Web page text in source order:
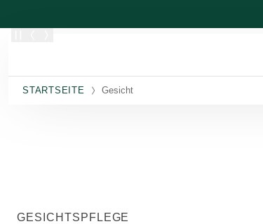
STARTSEITE Gesicht
GESICHTSPFLEGE